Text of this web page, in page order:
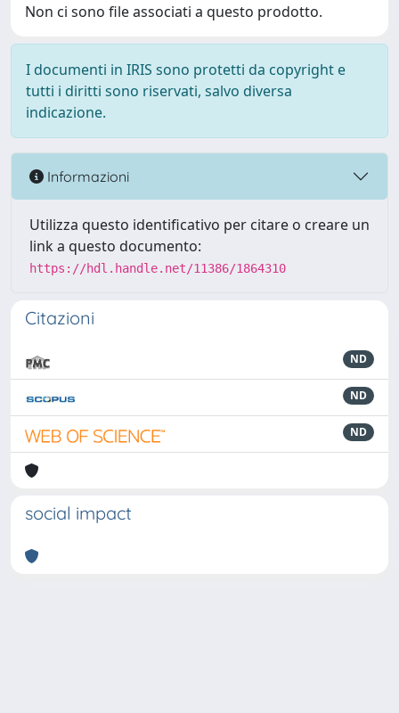
Non ci sono file associati a questo prodotto.
I documenti in IRIS sono protetti da copyright e
tutti i diritti sono riservati, salvo diversa
indicazione.
Informazioni
Utilizza questo identificativo per citare o creare un
link a questo documento:
https://hdl.handle.net/11386/1864310
Citazioni
ND
ND
ND
social impact